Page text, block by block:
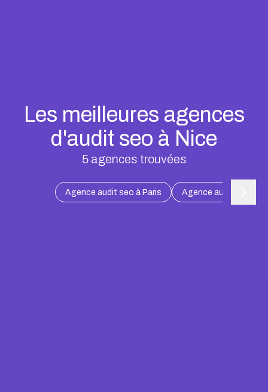
Les meilleures agences
d'audit seo à Nice
5agences trouvées
Agence audit seo à Paris Agence audit seo à